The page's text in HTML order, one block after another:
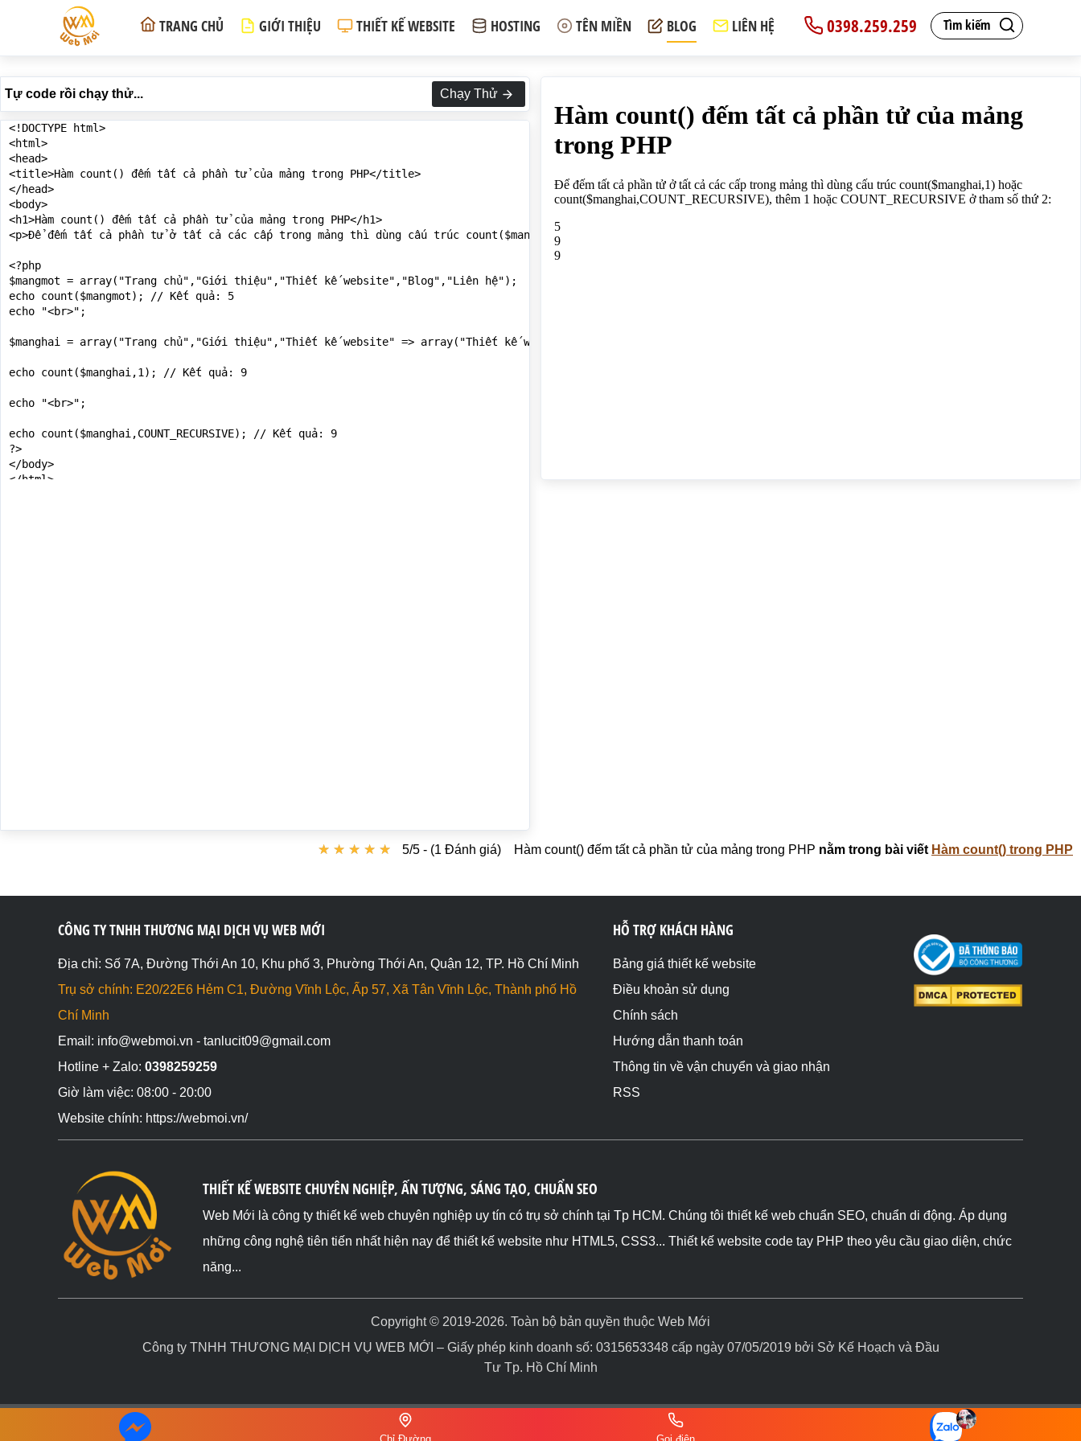
Tìm kiếm
0398.259.259
TRANG CHỦ GIỚI THIỆU THIẾT KẾ WEBSITE HOSTING TÊN MIỀN BLOG LIÊN HỆ
Tự code rồi chạy thử... Chạy Thử
<!DOCTYPE html>
<html>
<head>
<title>Hàm count() đếm tất cả phần tử của mảng trong PHP</title>
</head>
<body>
<h1>Hàm count() đếm tất cả phần tử của mảng trong PHP</h1>
<p>Để đếm tất cả phần tử ở tất cả các cấp trong mảng thì dùng cấu trúc count($manghai,1) hoặc count($manghai,COUNT_RECURSIVE), thêm 1 hoặc COUNT_RECURSIVE ở tham số
<?php
$mangmot = array("Trang chủ","Giới thiệu","Thiết kế website","Blog","Liên hệ");
echo count($mangmot); // Kết quả: 5
echo "<br>";
$manghai = array("Trang chủ","Giới thiệu","Thiết kế website" => array("Thiết kế website tại Hồ Chí Minh","Thiết kế website tại Hà Nội"),"Blog" => array("Kiến thức
echo count($manghai,1); // Kết quả: 9
echo "<br>";
echo count($manghai,COUNT_RECURSIVE); // Kết quả: 9
?>
</body>
</html>
Hàm count() đếm tất cả phần tử của mảng trong PHP nằm trong bài viết Hàm count() trong PHP
★ ★ ★ ★ ★
★ ★ ★ ★ ★ 5/5 - (1 Đánh giá)
CÔNG TY TNHH THƯƠNG MẠI DỊCH VỤ WEB MỚI
Địa chỉ: Số 7A, Đường Thới An 10, Khu phố 3, Phường Thới An, Quận 12, TP. Hồ Chí Minh
Trụ sở chính: E20/22E6 Hẻm C1, Đường Vĩnh Lộc, Ấp 57, Xã Tân Vĩnh Lộc, Thành phố Hồ
Chí Minh
Email: info@webmoi.vn - tanlucit09@gmail.com
Hotline + Zalo: 0398259259
Giờ làm việc: 08:00 - 20:00
Website chính: https://webmoi.vn/
HỖ TRỢ KHÁCH HÀNG
Bảng giá thiết kế website
Điều khoản sử dụng
Chính sách
Hướng dẫn thanh toán
Thông tin về vận chuyển và giao nhận
RSS
THIẾT KẾ WEBSITE CHUYÊN NGHIỆP, ẤN TƯỢNG, SÁNG TẠO, CHUẨN SEO
Web Mới là công ty thiết kế web chuyên nghiệp uy tín có trụ sở chính tại Tp HCM. Chúng tôi thiết kế web chuẩn SEO, chuẩn di động. Áp dụng
những công nghệ tiên tiến nhất hiện nay để thiết kế website như HTML5, CSS3... Thiết kế website code tay PHP theo yêu cầu giao diện, chức
năng...
Copyright © 2019-2026. Toàn bộ bản quyền thuộc Web Mới
Công ty TNHH THƯƠNG MẠI DỊCH VỤ WEB MỚI – Giấy phép kinh doanh số: 0315653348 cấp ngày 07/05/2019 bởi Sở Kế Hoạch và Đầu
Tư Tp. Hồ Chí Minh